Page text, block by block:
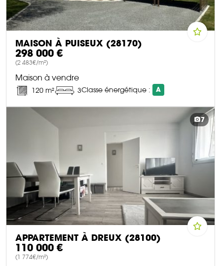
MAISON À PUISEUX (28170)
298 000 €
(2 483€/m²)
Maison à vendre
120 m² 3Classe énergétique : A
DÉCOUVRIR CE BIEN
7
APPARTEMENT À DREUX (28100)
110 000 €
(1 774€/m²)